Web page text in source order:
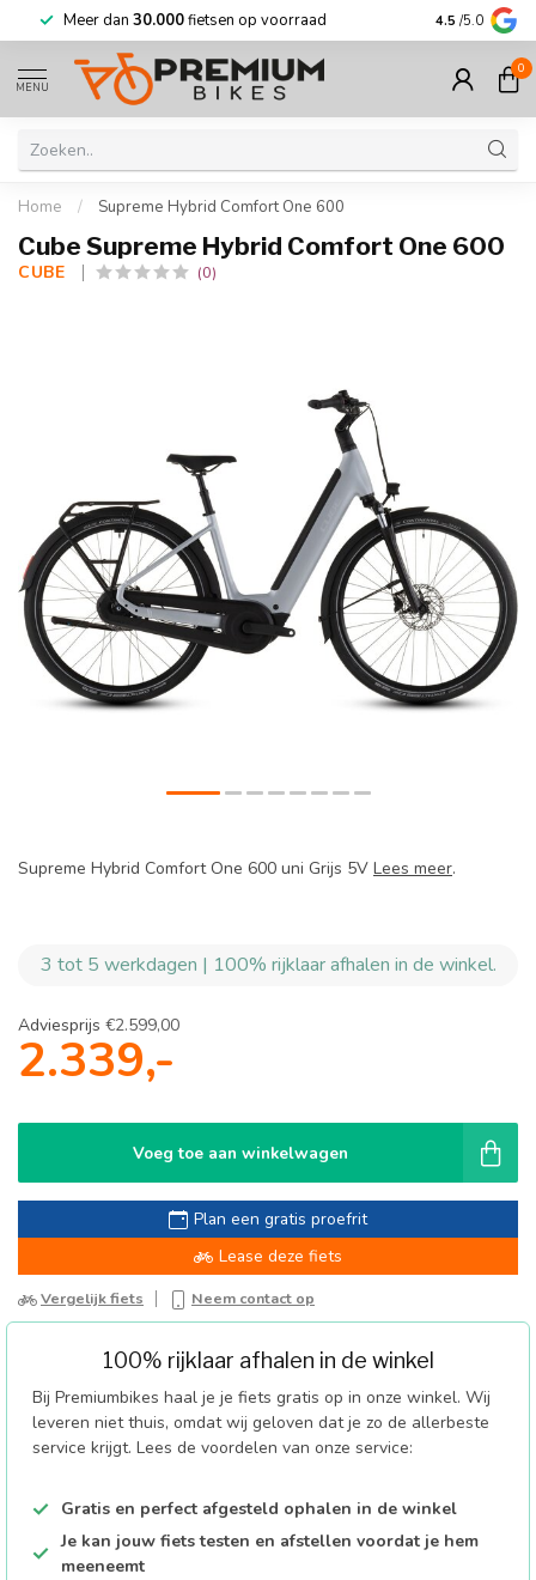
Meer dan30.000fietsen op voorraad Korting tot
4.5 /5.0
MENU
0
Home / Supreme Hybrid Comfort One 600
Cube Supreme Hybrid Comfort One 600
CUBE (0)
Supreme Hybrid Comfort One 600 uni Grijs 5V Lees meer.
3 tot 5 werkdagen | 100% rijklaar afhalen in de winkel.
Adviesprijs €2.599,00
2.339,-
Voeg toe aan winkelwagen
Plan een gratis proefrit
Lease deze fiets
Vergelijk fiets Neem contact op
100% rijklaar afhalen in de winkel
Bij Premiumbikes haal je je fiets gratis op in onze winkel. Wij
leveren niet thuis, omdat wij geloven dat je zo de allerbeste
service krijgt. Lees de voordelen van onze service:
Gratis en perfect afgesteld ophalen in de winkel
Je kan jouw fiets testen en afstellen voordat je hem
meeneemt